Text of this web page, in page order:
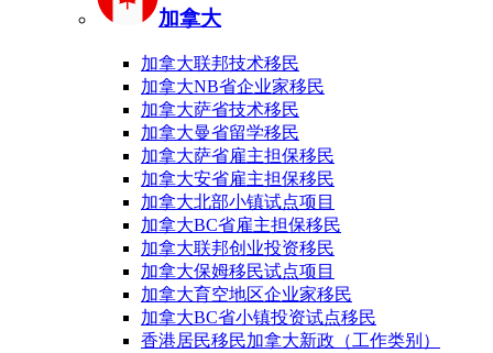
加拿大
加拿大联邦技术移民
加拿大NB省企业家移民
加拿大萨省技术移民
加拿大曼省留学移民
加拿大萨省雇主担保移民
加拿大安省雇主担保移民
加拿大北部小镇试点项目
加拿大BC省雇主担保移民
加拿大联邦创业投资移民
加拿大保姆移民试点项目
加拿大育空地区企业家移民
加拿大BC省小镇投资试点移民
香港居民移民加拿大新政（工作类别）